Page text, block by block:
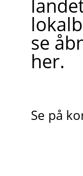
se
her.
Se på